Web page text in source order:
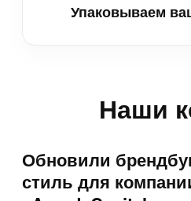
Упаковываем
Наши
Обновили
стиль для